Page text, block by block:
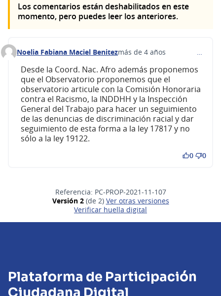
Los comentarios están deshabilitados en este
momento, pero puedes leer los anteriores.
Comentario 250
Noelia Fabiana Maciel Benitezmás de 4 años
Desde la Coord. Nac. Afro además proponemos
que el Observatorio proponemos que el
observatorio articule con la Comisión Honoraria
contra el Racismo, la INDDHH y la Inspección
General del Trabajo para hacer un seguimiento
de las denuncias de discriminación racial y dar
seguimiento de esta forma a la ley 17817 y no
sólo a la ley 19122.
0 0
Referencia: PC-PROP-2021-11-107
Versión 2(de 2)
ver otras versiones
Verificar huella digital
Plataforma de Participación
Ciudadana Digital